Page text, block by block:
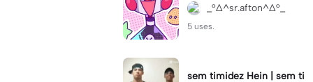
_°∆^sr.afton^∆°_
5 uses.
sem timidez Hein | sem ti